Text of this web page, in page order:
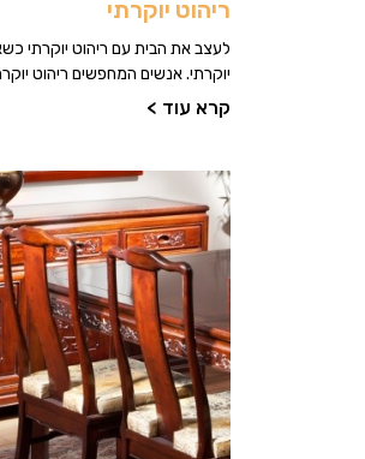
ריהוט יוקרתי
לעצב את הבית עם ריהוט יוקרתי
יוקרתי. אנשים המחפשים ריהוט
קרא עוד >